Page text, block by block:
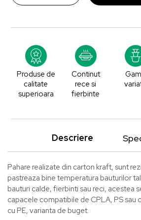
Produse de
calitate
superioara
Continut
rece si
fierbinte
Descriere
Pahare realizate din carton kraft, sunt
pastreaza bine temperatura bauturilor
bauturi calde, fierbinti sau reci, acestea
capacele compatibile de CPLA, PS sau
cu PE, varianta de buget.